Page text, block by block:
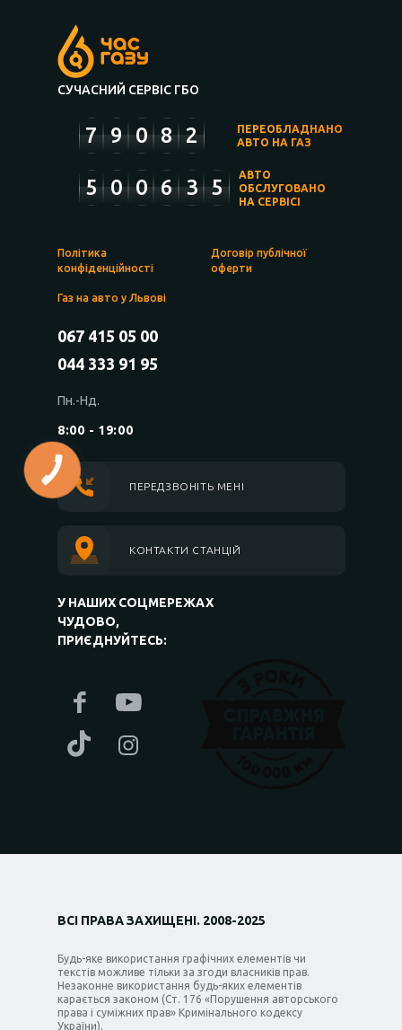
СУЧАСНИЙ СЕРВІС ГБО
7 9 0 8 2
ПЕРЕОБЛАДНАНО
АВТО НА ГАЗ
5 0 0 6 3 5
АВТО
ОБСЛУГОВАНО
НА СЕРВІСІ
Політика
конфіденційності
Договір публічної
оферти
Газ на авто у Львові
067 415 05 00
044 333 91 95
Пн.-Нд.
8:00 - 19:00
ПЕРЕДЗВОНІТЬ МЕНІ
КОНТАКТИ СТАНЦІЙ
У НАШИХ СОЦМЕРЕЖАХ
ЧУДОВО,
ПРИЄДНУЙТЕСЬ:
ВСІ ПРАВА ЗАХИЩЕНІ. 2008-2025
Будь-яке використання графічних елементів чи
текстів можливе тільки за згоди власників прав.
Незаконне використання будь-яких елементів
карається законом (Ст. 176 «Порушення авторського
права і суміжних прав» Кримінального кодексу
України).